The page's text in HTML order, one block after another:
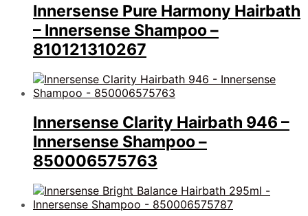
Innersense Pure Harmony Hairbath
– Innersense Shampoo –
810121310267
Innersense Clarity Hairbath 946 –
Innersense Shampoo –
850006575763